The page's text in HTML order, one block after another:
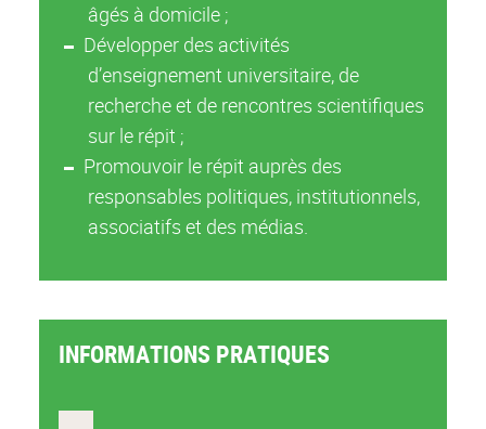
âgés à domicile ;
Développer des activités
d’enseignement universitaire, de
recherche et de rencontres scientifiques
sur le répit ;
Promouvoir le répit auprès des
responsables politiques, institutionnels,
associatifs et des médias.
INFORMATIONS PRATIQUES